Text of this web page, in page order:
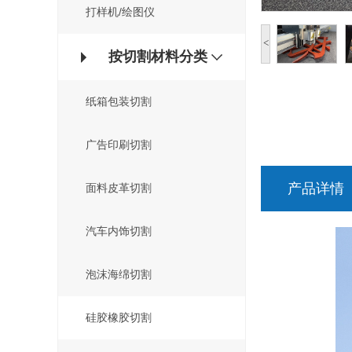
打样机/绘图仪
按切割材料分类
纸箱包装切割
广告印刷切割
面料皮革切割
汽车内饰切割
泡沫海绵切割
硅胶橡胶切割
<
产品详情